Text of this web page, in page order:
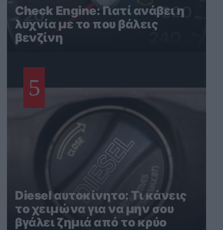
Check Engine: Γιατί ανάβει η
λυχνία με το που βάλεις
βενζίνη
5
Diesel αυτοκίνητο: Τι κάνεις
το χειμώνα για να μην σου
βγάλει ζημιά από το κρύο